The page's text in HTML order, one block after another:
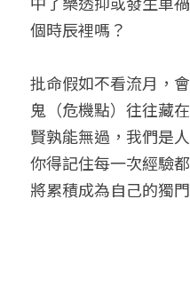
個時辰裡嗎？
批命假如不看流月，
鬼（危機點）往往藏
賢孰能無過，我們是
你得記住每一次經驗
將累積成為自己的獨